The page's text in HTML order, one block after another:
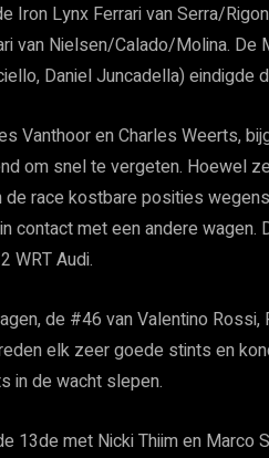
Iron Lynx Ferrari van Serra/
van Nielsen/Calado/Molina.
Daniel Juncadella) eindigde
Vanthoor en Charles Weerts,
om snel te vergeten. Hoewel
race kostbare posities
contact met een andere
WRT Audi.
de #46 van Valentino
elk zeer goede stints en
in de wacht slepen.
13de met Nicki Thiim en Marco